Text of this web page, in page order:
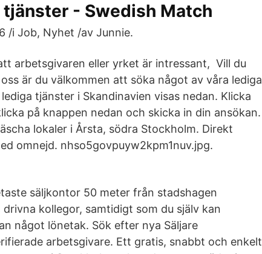
tjänster - Swedish Match
/i Job, Nyhet /av Junnie.
arbetsgivaren eller yrket är intressant, Vill du
är du välkommen att söka något av våra lediga
tjänster i Skandinavien visas nedan. Klicka
på knappen nedan och skicka in din ansökan.
lokaler i Årsta, södra Stockholm. Direkt
omnejd. nhso5govpuyw2kpm1nuv.jpg.
säljkontor 50 meter från stadshagen
kollegor, samtidigt som du själv kan
något lönetak. Sök efter nya Säljare
arbetsgivare. Ett gratis, snabbt och enkelt